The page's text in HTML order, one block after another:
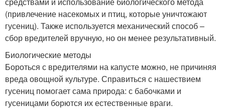
(привлечение насекомых и птиц, которые уничтожают
гусениц). Также используется механический способ –
сбор вредителей вручную, но он менее результативный.
Биологические методы
Бороться с вредителями на капусте можно, не причиняя
вреда овощной культуре. Справиться с нашествием
гусениц помогает сама природа: с бабочками и
гусеницами борются их естественные враги.